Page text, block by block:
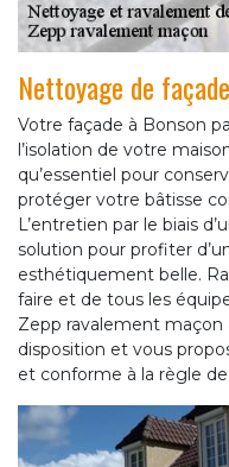
Nettoyage de
Votre façade à Bonson
l’isolation de votre
qu’essentiel pour
protéger votre bâtisse
L’entretien par le biais
solution pour profiter
esthétiquement belle.
faire et de tous les
Zepp ravalement
disposition et vous
et conforme à la règle de